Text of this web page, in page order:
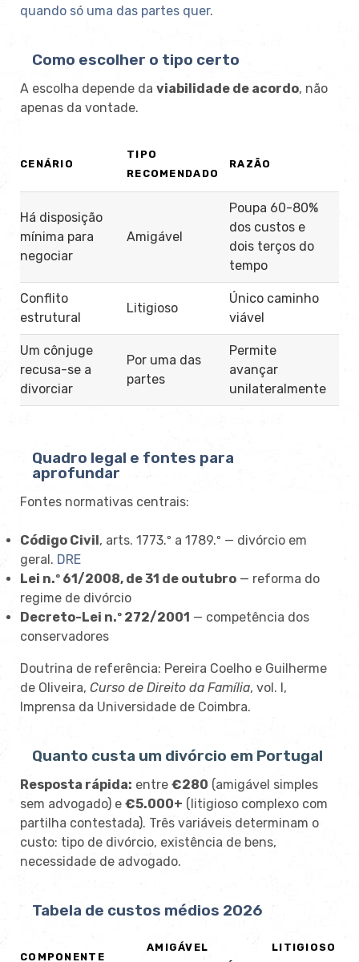
quando só uma das partes quer.
Como escolher o tipo certo
A escolha depende da viabilidade de acordo, não
apenas da vontade.
CENÁRIO
TIPO
RECOMENDADO
RAZÃO
Há disposição
mínima para
negociar
Amigável
Poupa 60-80%
dos custos e
dois terços do
tempo
Conflito
estrutural
Litigioso
Único caminho
viável
Um cônjuge
recusa-se a
divorciar
Por uma das
partes
Permite
avançar
unilateralmente
Quadro legal e fontes para
aprofundar
Fontes normativas centrais:
Código Civil, arts. 1773.º a 1789.º — divórcio em
geral. DRE
Lei n.º 61/2008, de 31 de outubro — reforma do
regime de divórcio
Decreto-Lei n.º 272/2001 — competência dos
conservadores
Doutrina de referência: Pereira Coelho e Guilherme
de Oliveira, Curso de Direito da Família, vol. I,
Imprensa da Universidade de Coimbra.
Quanto custa um divórcio em Portugal
Resposta rápida: entre €280 (amigável simples
sem advogado) e €5.000+ (litigioso complexo com
partilha contestada). Três variáveis determinam o
custo: tipo de divórcio, existência de bens,
necessidade de advogado.
Tabela de custos médios 2026
COMPONENTE
AMIGÁVEL
LITIGIOSO